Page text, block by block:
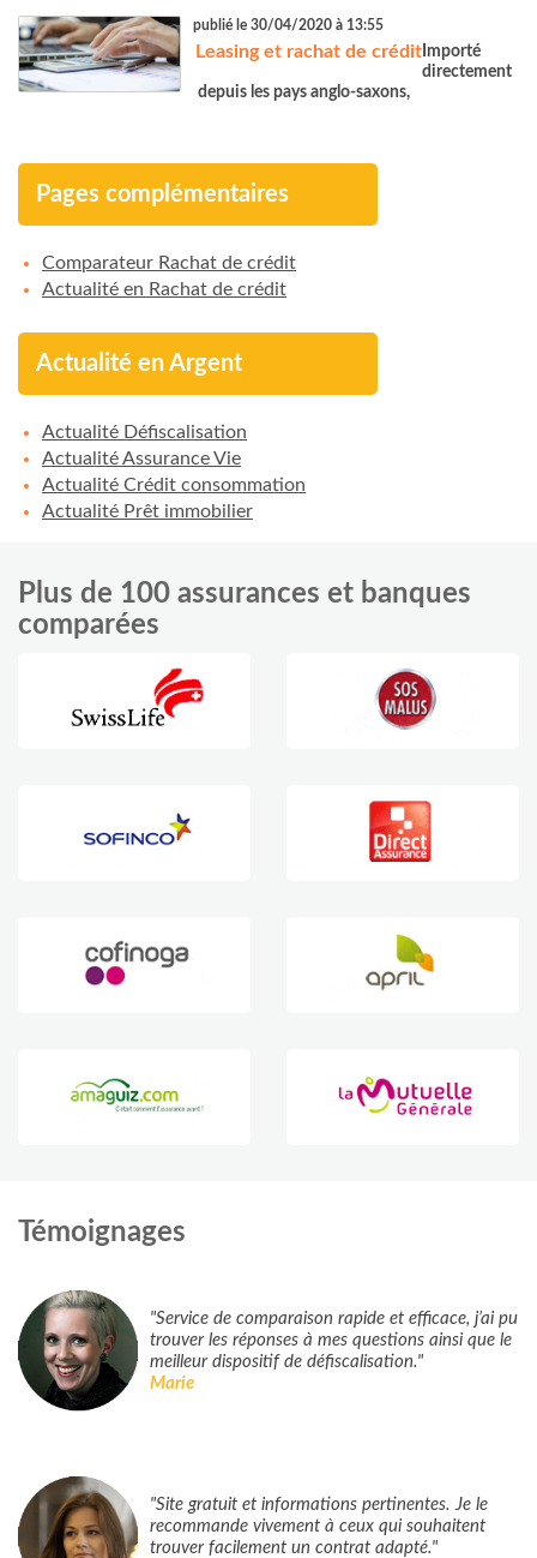
publié le 30/04/2020 à 13:55
Leasing et rachat de crédit Importé
directement
depuis les pays anglo-saxons,
Pages complémentaires
Comparateur Rachat de crédit
Actualité en Rachat de crédit
Actualité en Argent
Actualité Défiscalisation
Actualité Assurance Vie
Actualité Crédit consommation
Actualité Prêt immobilier
Plus de 100 assurances et banques
comparées
Témoignages
"Service de comparaison rapide et efficace, j’ai pu
trouver les réponses à mes questions ainsi que le
meilleur dispositif de défiscalisation."
Marie
"Site gratuit et informations pertinentes. Je le
recommande vivement à ceux qui souhaitent
trouver facilement un contrat adapté."